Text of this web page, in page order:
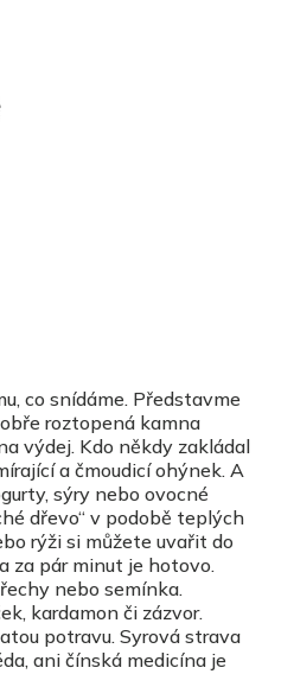
co snídáme. Představme
roztopená kamna
výdej. Kdo někdy zakládal
a čmoudicí ohýnek. A
sýry nebo ovocné
dřevo“ v podobě teplých
rýži si můžete uvařit do
za pár minut je hotovo.
nebo semínka.
kardamon či zázvor.
potravu. Syrová strava
ani čínská medicína je